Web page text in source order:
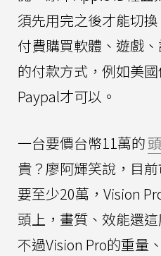
須先用完之後才能切
付費購買軟體、遊戲
的付款方式，例如美
Paypal才可以。
一台要價台幣11萬的
貴？廖阿輝笑說，目
要至少20萬，Vision
頭上，畫質、效能還
不過Vision Pro的重量